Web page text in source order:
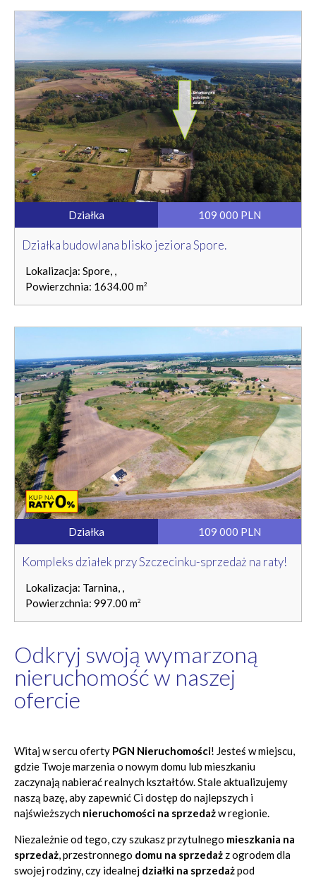
Działka 109 000 PLN
Działka budowlana blisko jeziora Spore.
Lokalizacja: Spore, ,
Powierzchnia: 1634.00 m2
Działka 109 000 PLN
Kompleks działek przy Szczecinku-sprzedaż na raty!
Lokalizacja: Tarnina, ,
Powierzchnia: 997.00 m2
Odkryj swoją wymarzoną
nieruchomość w naszej
ofercie
Witaj w sercu oferty PGN Nieruchomości! Jesteś w miejscu,
gdzie Twoje marzenia o nowym domu lub mieszkaniu
zaczynają nabierać realnych kształtów. Stale aktualizujemy
naszą bazę, aby zapewnić Ci dostęp do najlepszych i
najświeższych nieruchomości na sprzedażw regionie.
Niezależnie od tego, czy szukasz przytulnego mieszkania na
sprzedaż, przestronnego domu na sprzedaż z ogrodem dla
swojej rodziny, czy idealnej działki na sprzedażpod